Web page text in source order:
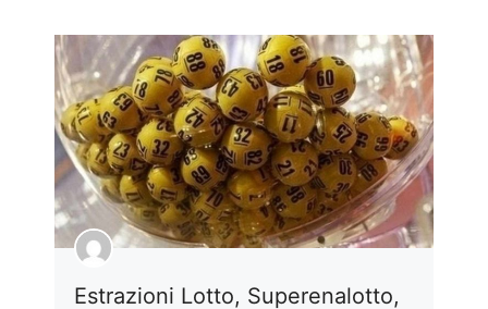
Estrazioni Lotto, Superenalotto,